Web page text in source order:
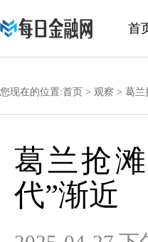
首
您现在的位置:首页 > 观察 > 葛兰
葛兰抢
代”渐近